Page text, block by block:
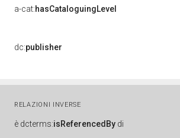
a-cat:hasCataloguingLevel
dc:publisher
RELAZIONI INVERSE
è dcterms:isReferencedBy di